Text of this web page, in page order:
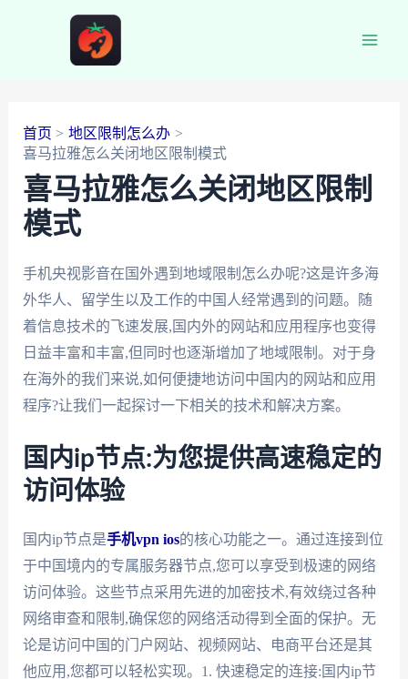
首页
地区限制怎么办
喜马拉雅怎么关闭地区限制模式
喜马拉雅怎么关闭地区限制
模式
手机央视影音在国外遇到地域限制怎么办呢?这是许多海
外华人、留学生以及工作的中国人经常遇到的问题。随
着信息技术的飞速发展,国内外的网站和应用程序也变得
日益丰富和丰富,但同时也逐渐增加了地域限制。对于身
在海外的我们来说,如何便捷地访问中国内的网站和应用
程序?让我们一起探讨一下相关的技术和解决方案。
国内ip节点:为您提供高速稳定的
访问体验
国内ip节点是手机vpn ios的核心功能之一。通过连接到位
于中国境内的专属服务器节点,您可以享受到极速的网络
访问体验。这些节点采用先进的加密技术,有效绕过各种
网络审查和限制,确保您的网络活动得到全面的保护。无
论是访问中国的门户网站、视频网站、电商平台还是其
他应用,您都可以轻松实现。1. 快速稳定的连接:国内ip节